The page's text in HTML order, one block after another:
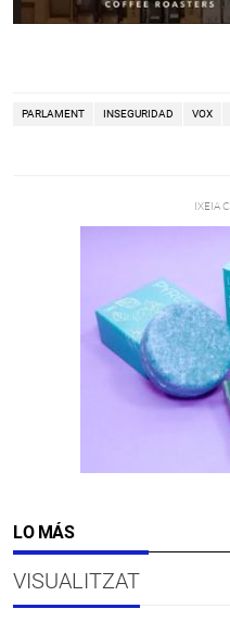
PARLAMENT INSEGURIDAD VOX
LO MÁS
VISUALITZAT